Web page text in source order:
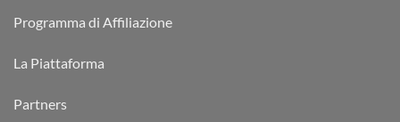
Programma di Affiliazione
La Piattaforma
Partners